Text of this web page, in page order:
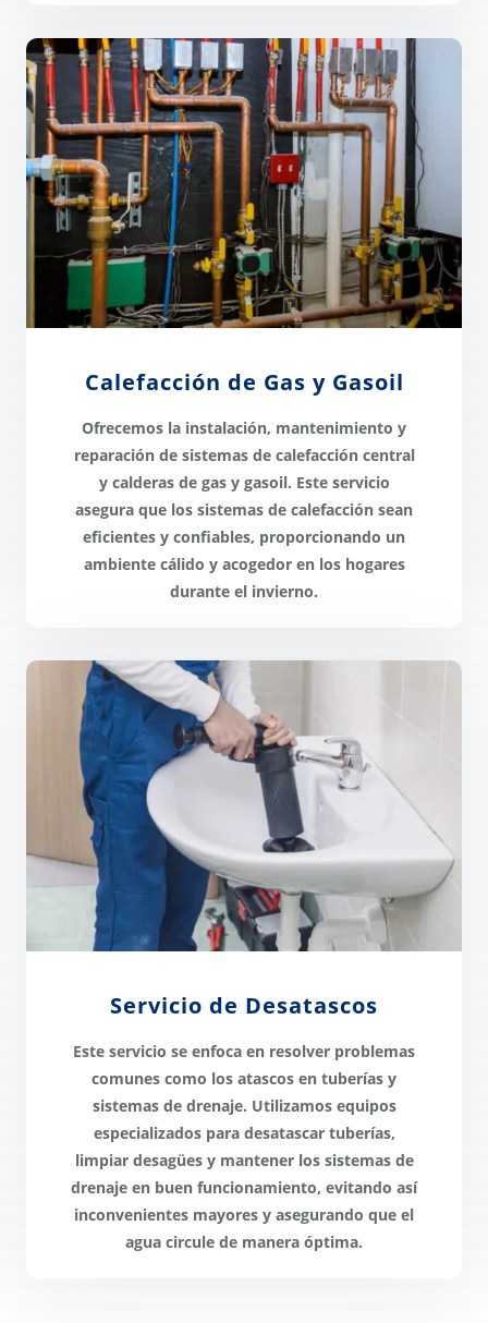
Calefacción de Gas y Gasoil
Ofrecemos la instalación, mantenimiento y
reparación de sistemas de calefaccióncentral
y calderas de gas y gasoil. Este servicio
asegura que los sistemas de calefacción sean
eficientes y confiables, proporcionando un
ambiente cálido y acogedor en los hogares
durante el invierno.
Servicio de Desatascos
Este servicio se enfoca en resolver problemas
comunes como los atascos en tuberías y
sistemas de drenaje. Utilizamos equipos
especializadospara desatascar tuberías,
limpiar desagües y mantener los sistemas de
drenaje en buen funcionamiento, evitando así
inconvenientes mayores y asegurando que el
agua circule de manera óptima.